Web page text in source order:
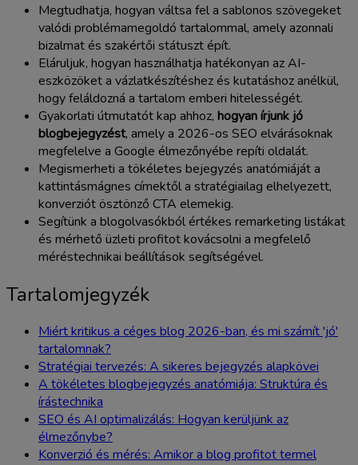
Megtudhatja, hogyan váltsa fel a sablonos szövegeket
valódi problémamegoldó tartalommal, amely azonnali
bizalmat és szakértői státuszt épít.
Eláruljuk, hogyan használhatja hatékonyan az AI-
eszközöket a vázlatkészítéshez és kutatáshoz anélkül,
hogy feláldozná a tartalom emberi hitelességét.
Gyakorlati útmutatót kap ahhoz, hogyan írjunk jó
blogbejegyzést, amely a 2026-os SEO elvárásoknak
megfelelve a Google élmezőnyébe repíti oldalát.
Megismerheti a tökéletes bejegyzés anatómiáját a
kattintásmágnes címektől a stratégiailag elhelyezett,
konverziót ösztönző CTA elemekig.
Segítünk a blogolvasókból értékes remarketing listákat
és mérhető üzleti profitot kovácsolni a megfelelő
méréstechnikai beállítások segítségével.
Tartalomjegyzék
Miért kritikus a céges blog 2026-ban, és mi számít 'jó'
tartalomnak?
Stratégiai tervezés: A sikeres bejegyzés alapkövei
A tökéletes blogbejegyzés anatómiája: Struktúra és
írástechnika
SEO és AI optimalizálás: Hogyan kerüljünk az
élmezőnybe?
Konverzió és mérés: Amikor a blog profitot termel